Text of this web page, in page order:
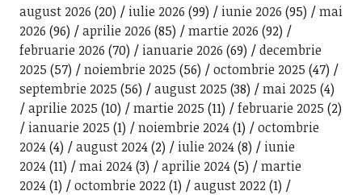
august 2026 (20) iulie 2026 (99) iunie 2026 (95)
mai
2026 (96) aprilie 2026 (85) martie 2026 (92)
februarie 2026 (70) ianuarie 2026 (69)
decembrie
2025 (57) noiembrie 2025 (56) octombrie 2025 (47)
septembrie 2025 (56) august 2025 (38) mai 2025 (4)
aprilie 2025 (10) martie 2025 (11) februarie 2025 (2)
ianuarie 2025 (1) noiembrie 2024(1)
octombrie
2024(4) august 2024(2) iulie 2024(8)
iunie
2024(11) mai 2024(3) aprilie 2024(5)
martie
2024(1) octombrie 2022(1) august 2022(1)